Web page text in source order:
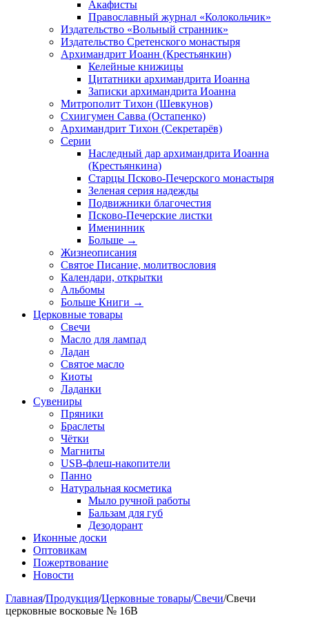
Акафисты
Православный журнал «Колокольчик»
Издательство «Вольный странник»
Издательство Сретенского монастыря
Архимандрит Иоанн (Крестьянкин)
Келейные книжицы
Цитатники архимандрита Иоанна
Записки архимандрита Иоанна
Митрополит Тихон (Шевкунов)
Схиигумен Савва (Остапенко)
Архимандрит Тихон (Секретарёв)
Серии
Наследный дар архимандрита Иоанна
(Крестьянкина)
Старцы Псково-Печерского монастыря
Зеленая серия надежды
Подвижники благочестия
Псково-Печерские листки
Именинник
Больше →
Жизнеописания
Святое Писание, молитвословия
Календари, открытки
Альбомы
Больше Книги →
Церковные товары
Свечи
Масло для лампад
Ладан
Святое масло
Киоты
Ладанки
Сувениры
Пряники
Браслеты
Чётки
Магниты
USB-флеш-накопители
Панно
Натуральная косметика
Мыло ручной работы
Бальзам для губ
Дезодорант
Иконные доски
Оптовикам
Пожертвование
Новости
Главная/Продукция/Церковные товары/Свечи/Свечи
церковные восковые № 16В